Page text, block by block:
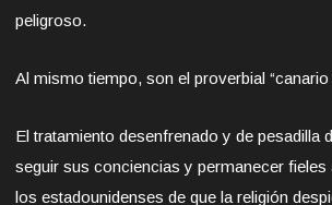
peligroso.
Al mismo tiempo, son el proverbial “canario
El tratamiento desenfrenado y de pesadilla
seguir sus conciencias y permanecer
los estadounidenses de que la religión